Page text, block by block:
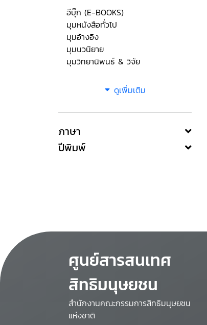
อีบุ๊ก (E-BOOKS)
มุมหนังสือทั่วไป
มุมอ้างอิง
มุมนวนิยาย
มุมวิทยานิพนธ์ & วิจัย
ดูเพิ่มเติม
ภาษา
ปีพิมพ์
ศูนย์สารสนเทศ
สิทธิมนุษยชน
สำนักงานคณะกรรมการสิทธิมนุษยชน
แห่งชาติ